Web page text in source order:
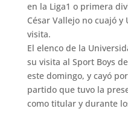
en la Liga1 o primera
César Vallejo no cuajó
visita.
El elenco de la
su visita al Sport Boys
este domingo, y cayó
partido que tuvo la
como titular y durante